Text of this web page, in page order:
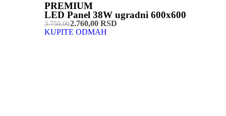
PREMIUM
LED Panel 38W ugradni 600x600
3.750,002.760,00 RSD
KUPITE ODMAH